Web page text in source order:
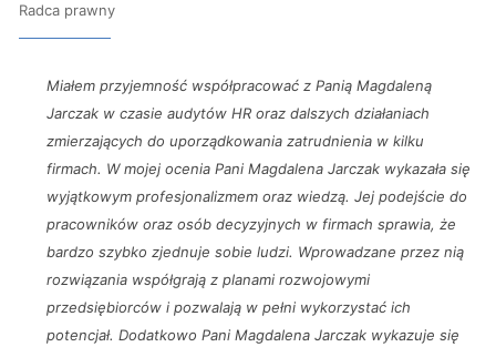
Radca prawny
Miałem przyjemność współpracować z Panią Magdaleną
Jarczak w czasie audytów HR oraz dalszych działaniach
zmierzających do uporządkowania zatrudnienia w kilku
firmach. W mojej ocenia Pani Magdalena Jarczak wykazała się
wyjątkowym profesjonalizmem oraz wiedzą. Jej podejście do
pracowników oraz osób decyzyjnych w firmach sprawia, że
bardzo szybko zjednuje sobie ludzi. Wprowadzane przez nią
rozwiązania współgrają z planami rozwojowymi
przedsiębiorców i pozwalają w pełni wykorzystać ich
potencjał. Dodatkowo Pani Magdalena Jarczak wykazuje się